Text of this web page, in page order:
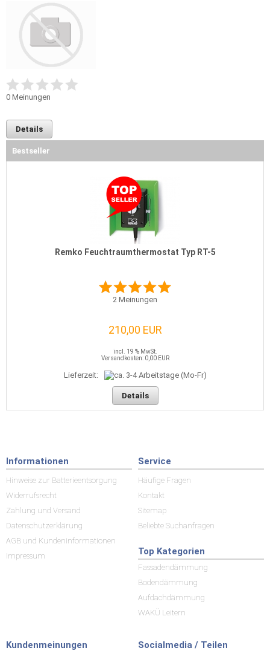
0 Meinungen
Details
Bestseller
Remko Feuchtraumthermostat Typ RT-5
2 Meinungen
210,00 EUR
incl. 19 % MwSt.
Versandkosten: 0,00 EUR
Lieferzeit:
Details
Informationen
Hinweise zur Batterieentsorgung
Widerrufsrecht
Zahlung und Versand
Datenschutzerklärung
AGB und Kundeninformationen
Impressum
Service
Häufige Fragen
Kontakt
Sitemap
Beliebte Suchanfragen
Top Kategorien
Fassadendämmung
Bodendämmung
Aufdachdämmung
WAKÜ Leitern
Kundenmeinungen Socialmedia / Teilen